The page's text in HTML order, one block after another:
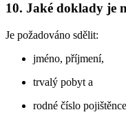
10. Jaké doklady je
Je požadováno sdělit:
jméno, příjmení,
trvalý pobyt a
rodné číslo